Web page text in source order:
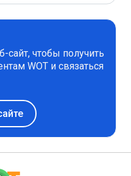
сайт, чтобы получить
WOT и связаться